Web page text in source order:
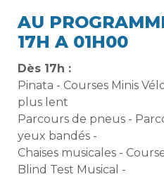
AU
17H A 01H00
Dès 17h :
Pinata - Courses Minis
plus lent
Parcours de pneus -
yeux bandés -
Chaises musicales -
Blind Test Musical -